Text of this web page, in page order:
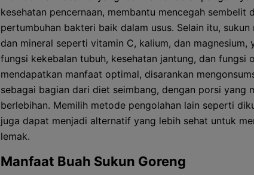
kesehatan pencernaan, membantu mencegah sembelit
pertumbuhan bakteri baik dalam usus. Selain itu,
dan mineral seperti vitamin C, kalium, dan magnesium,
fungsi kekebalan tubuh, kesehatan jantung, dan fungsi
mendapatkan manfaat optimal, disarankan
sebagai bagian dari diet seimbang, dengan porsi yang
berlebihan. Memilih metode pengolahan lain seperti
juga dapat menjadi alternatif yang lebih sehat untuk
lemak.
Manfaat Buah Sukun Goreng